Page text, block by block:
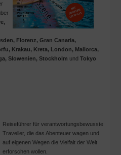
Florenz, Gran Canaria,
Krakau, Kreta, London, Mallorca,
Slowenien, Stockholm und Tokyo
Reiseführer für verantwortungsbewusste
Traveller, die das Abenteuer wagen und
auf eigenen Wegen die Vielfalt der Welt
erforschen wollen.